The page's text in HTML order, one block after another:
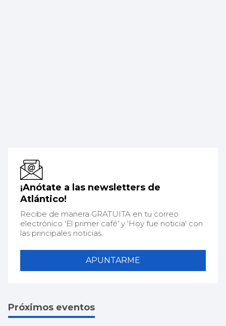
¡Anótate a las newsletters de
Atlántico!
Recibe de manera GRATUITA en tu correo
electrónico 'El primer café' y 'Hoy fue noticia' con
las principales noticias.
APUNTARME
Próximos eventos